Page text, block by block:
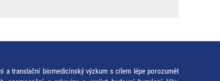
a translační biomedicínský výzkum s cílem lépe porozumět